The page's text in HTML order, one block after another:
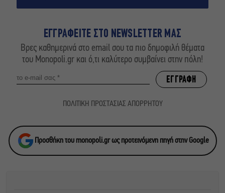
ΕΓΓΡΑΦΕΙΤΕ ΣΤΟ NEWSLETTER ΜΑΣ
Βρες καθημερινά στο email σου τα πιο δημοφιλή θέματα
του Monopoli.gr και ό,τι καλύτερο συμβαίνει στην πόλη!
ΠΟΛΙΤΙΚΗ ΠΡΟΣΤΑΣΙΑΣ ΑΠΟΡΡΗΤΟΥ
Προσθήκη του monopoli.gr ως προτεινόμενη πηγή στην Google